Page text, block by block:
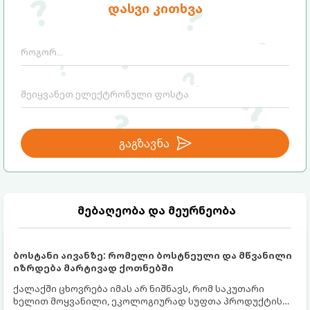
დასვი კითხვა
გაგზავნა
მებაღეობა და მეურნეობა
ბოსტანი აივანზე: რომელი ბოსტნეული და მწვანილი
იზრდება მარტივად ქოთნებში
ქალაქში ცხოვრება იმას არ ნიშნავს, რომ საკუთარი
ხელით მოყვანილი, ეკოლოგიურად სუფთა პროდუქტის